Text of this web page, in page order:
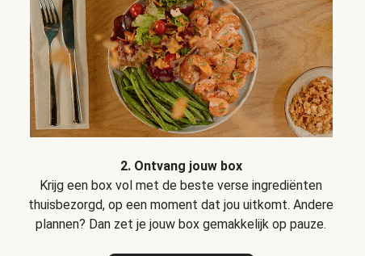
2. Ontvang jouw box
Krijg een box vol met de beste verse ingrediënten
thuisbezorgd, op een moment dat jou uitkomt. Andere
plannen? Dan zet je jouw box gemakkelijk op pauze.